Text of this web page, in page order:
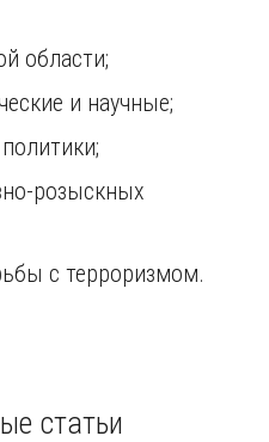
области;
и научные;
розыскных
с терроризмом.
статьи